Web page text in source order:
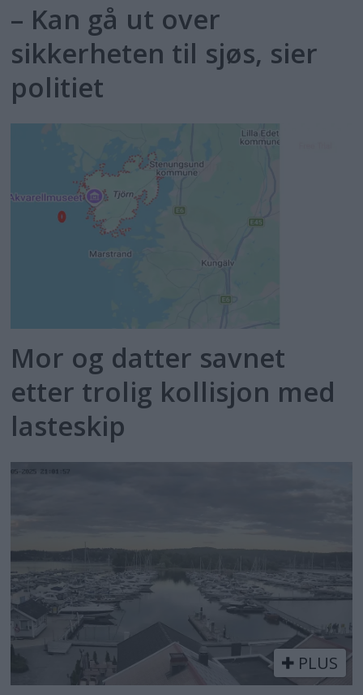
– Kan gå ut over
sikkerheten til sjøs, sier
politiet
Mor og datter savnet
etter trolig kollisjon med
lasteskip
PLUS